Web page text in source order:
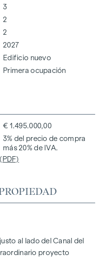
3
2
2
2027
Edificio nuevo
Primera ocupación
€ 1.495.000,00
3% del precio de compra
más 20% de IVA.
al lado del Canal del
proyecto